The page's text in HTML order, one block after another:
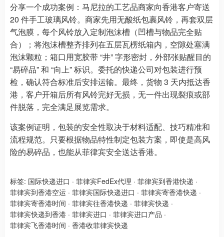
分享一个成功案例：马尼拉的工艺品商家向香港客户寄送
20 件手工玻璃风铃。商家先用无酸纸包裹风铃，再套双层
气泡膜，每个风铃放入定制泡沫槽（凹槽与物品完全贴
合）；将泡沫槽整齐排列在五层瓦楞纸箱内，空隙处塞满
泡沫颗粒；箱口用宽胶带 “井” 字形密封，外部张贴醒目的
“易碎品” 和 “向上” 标识。委托的快递公司对包装进行预
检，确认符合标准后安排运输。最终，货物 3 天内抵达香
港，客户开箱后所有风铃完好无损，无一件出现裂痕或部
件脱落，完全满足展览需求。
该案例证明，包装的安全性取决于材料适配、技巧精准和
流程规范。只要根据物品特性制定包装方案，即使是高风
险的易碎品，也能从菲律宾安全送达香港。
标签: 国际快递进口 · 菲律宾FedEx代理 · 菲律宾到香港快递 ·
菲律宾到香港空运 · 菲律宾国际快递进口 · 菲律宾寄香港快递 ·
菲律宾寄香港时间 · 菲律宾往香港快递 · 菲律宾快递 ·
菲律宾快递到香港 · 菲律宾进口 · 菲律宾进口产品 ·
菲律宾飞香港时间 · 香港收菲律宾快递